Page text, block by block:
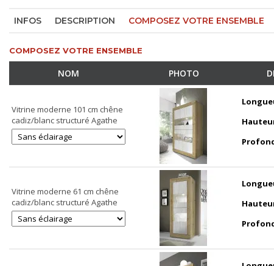
INFOS DESCRIPTION COMPOSEZ VOTRE ENSEMBLE
COMPOSEZ VOTRE ENSEMBLE
NOM PHOTO
Vitrine moderne 101 cm chêne
cadiz/blanc structuré Agathe
Vitrine moderne 61 cm chêne
cadiz/blanc structuré Agathe